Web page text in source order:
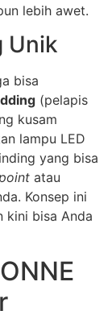
lebih awet.
Unik
bisa
(pelapis
kusam
lampu LED
yang bisa
atau
Konsep ini
kini bisa Anda